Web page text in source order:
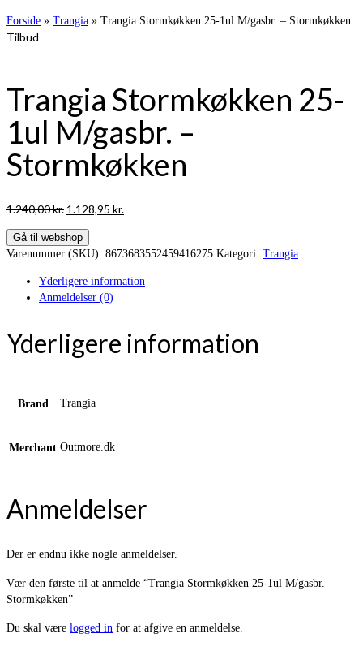
Forside » Trangia » Trangia Stormkøkken 25-1ul M/gasbr. – Stormkøkken
Tilbud
Trangia Stormkøkken 25-
1ul M/gasbr. –
Stormkøkken
1.240,00kr. Den
pris
var:
1.128,95 kr.
er:
Gå til webshop
Varenummer (SKU): 8673683552459416275 Kategori: Trangia
Yderligere information
Anmeldelser (0)
Yderligere information
Brand Trangia
Merchant Outmore.dk
Anmeldelser
Der er endnu ikke nogle anmeldelser.
Vær den første til at anmelde “Trangia Stormkøkken 25-1ul M/gasbr. –
Stormkøkken”
Du skal være logged in for at afgive en anmeldelse.